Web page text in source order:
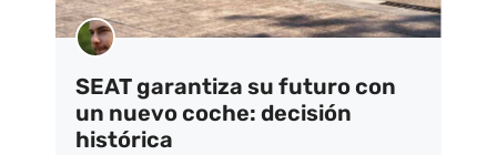
SEAT garantiza su futuro con
un nuevo coche: decisión
histórica